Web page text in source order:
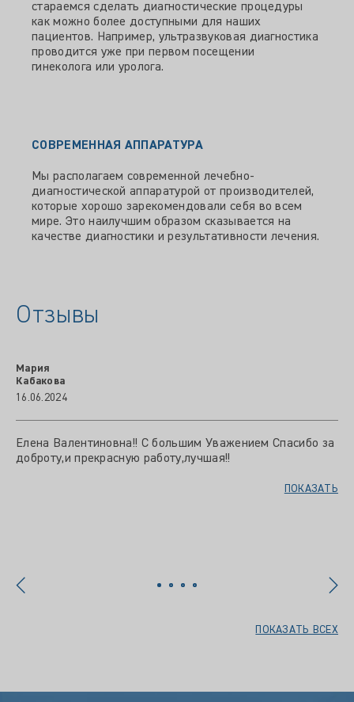
стараемся сделать диагностические процедуры
как можно более доступными для наших
пациентов. Например, ультразвуковая диагностика
проводится уже при первом посещении
гинеколога или уролога.
СОВРЕМЕННАЯ АППАРАТУРА
Мы располагаем современной лечебно-
диагностической аппаратурой от производителей,
которые хорошо зарекомендовали себя во всем
мире. Это наилучшим образом сказывается на
качестве диагностики и результативности лечения.
Отзывы
Мария
Кабакова
16.06.2024
Елена Валентиновна!! С большим Уважением Спасибо за
доброту,и прекрасную работу,лучшая!!
ПОКАЗАТЬ
ПОКАЗАТЬ ВСЕХ